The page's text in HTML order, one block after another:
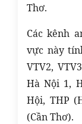
Thơ.
Các kênh
vực này
VTV2,
Hà Nội 1,
Hội, THP
(Cần Thơ).